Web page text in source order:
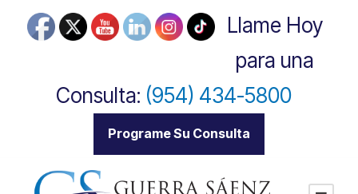
Llame Hoy
para una
Consulta: (954) 434-5800|
Programe Su Consulta